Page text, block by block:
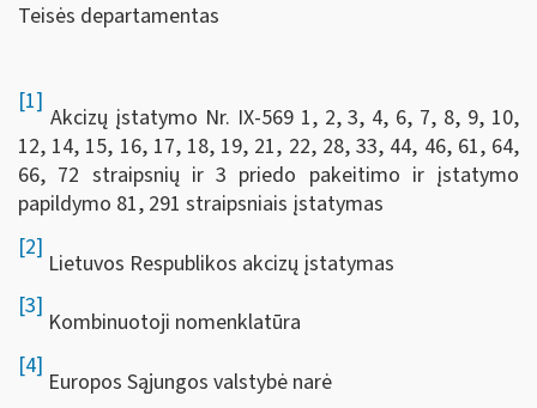
Teisės departamentas
[1]
Akcizų įstatymo Nr. IX-569 1, 2, 3, 4, 6, 7, 8, 9, 10,
12, 14, 15, 16, 17, 18, 19, 21, 22, 28, 33, 44, 46, 61, 64,
66, 72 straipsnių ir 3 priedo pakeitimo ir įstatymo
papildymo 81, 291 straipsniais įstatymas
[2]
Lietuvos Respublikos akcizų įstatymas
[3]
Kombinuotoji nomenklatūra
[4]
Europos Sąjungos valstybė narė